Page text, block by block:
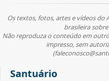
Os textos, fotos, artes e vídeos do
brasileira
Não reproduza o conteúdo em
impresso, sem
Santuário